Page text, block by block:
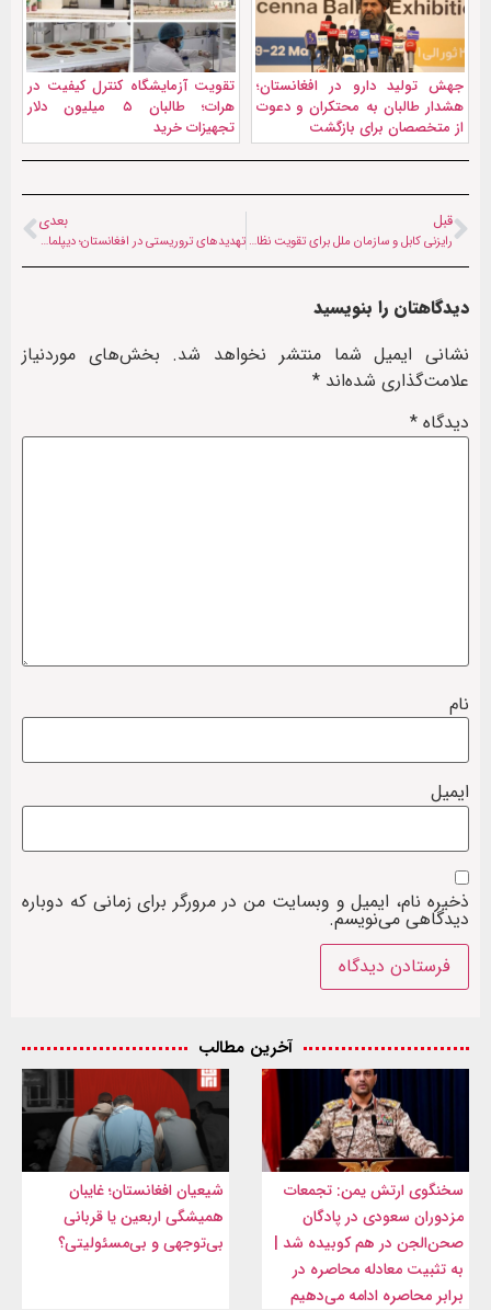
جهش تولید دارو در افغانستان؛
هشدار طالبان به محتکران و دعوت
از متخصصان برای بازگشت
تقویت آزمایشگاه کنترل کیفیت در
هرات؛ طالبان ۵ میلیون دلار
تجهیزات خرید
قبل
رایزنی کابل و سازمان ملل برای تقویت نظارت مرزی و مقابله با قاچاق مواد مخدر
بعدی
تهدیدهای تروریستی در افغانستان؛ دیپلمات‌های ایران و پاکستان رایزنی کردند
دیدگاهتان را بنویسید
نشانی ایمیل شما منتشر نخواهد شد. بخش‌های موردنیاز
علامت‌گذاری شده‌اند *
دیدگاه *
نام
ایمیل
ذخیره نام، ایمیل و وبسایت من در مرورگر برای زمانی که دوباره
دیدگاهی می‌نویسم.
آخرین مطالب
سخنگوی ارتش یمن: تجمعات
مزدوران سعودی در پادگان
صحن‌الجن در هم کوبیده شد |
به تثبیت معادله محاصره در
برابر محاصره ادامه می‌دهیم
شیعیان افغانستان؛ غایبان
همیشگی اربعین یا قربانی
بی‌توجهی و بی‌مسئولیتی؟